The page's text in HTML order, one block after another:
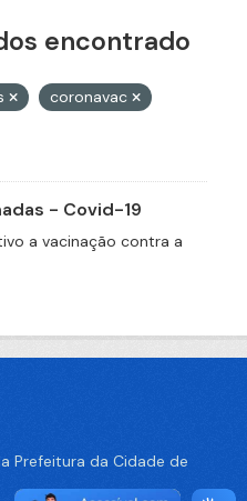
encontrado
coronavac
- Covid-19
a vacinação contra a
Prefeitura da Cidade de